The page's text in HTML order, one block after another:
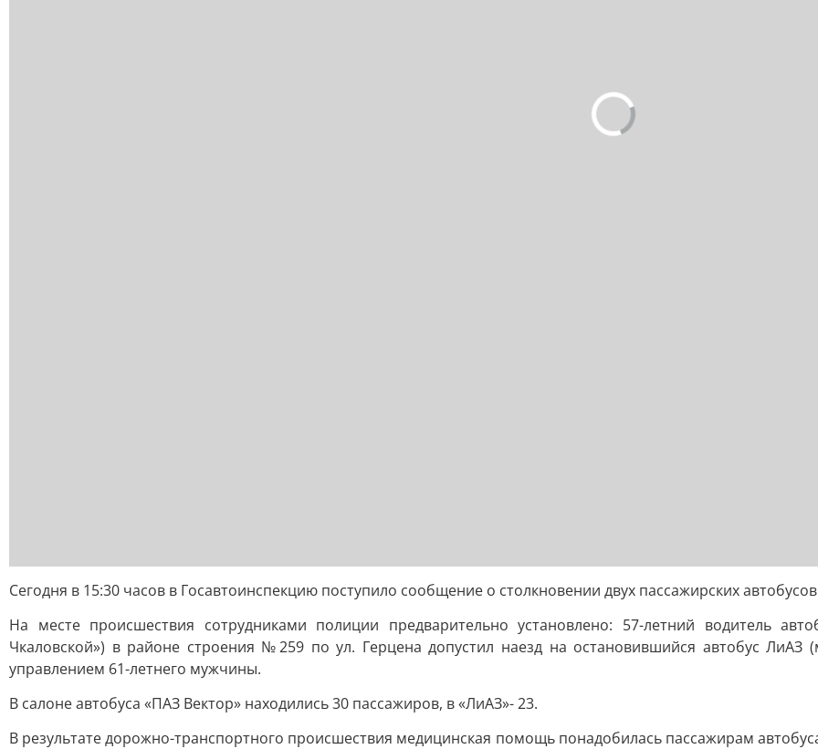
Сегодня в 15:30 часов в Госавтоинспекцию поступило сообщение о столкновении двух пассажирских
На месте происшествия сотрудниками полиции предварительно установлено: 57-летний водитель
Чкаловской») в районе строения №259 по ул. Герцена допустил наезд на остановившийся автобус
управлением 61-летнего мужчины.
В салоне автобуса «ПАЗ Вектор» находились 30 пассажиров, в «ЛиАЗ»- 23.
В результате дорожно-транспортного происшествия медицинская помощь понадобилась пассажирам